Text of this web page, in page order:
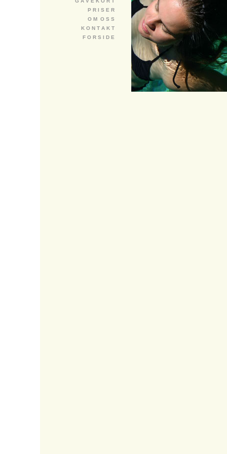
P R I S E R
O M O S S
K O N T A K T
F O R S I D E